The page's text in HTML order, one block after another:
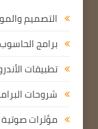
التصميم
برامج الحاسوب
تطبيقات
شروحات
مؤثرات صوتية